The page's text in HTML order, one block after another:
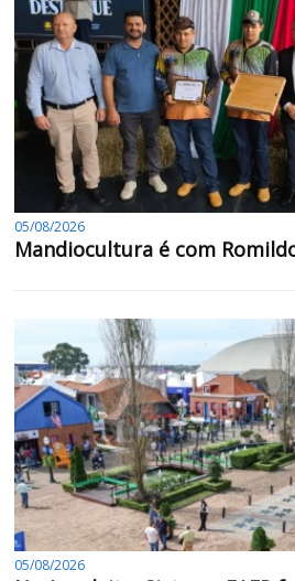
05/08/2026
Mandiocultura é com
05/08/2026